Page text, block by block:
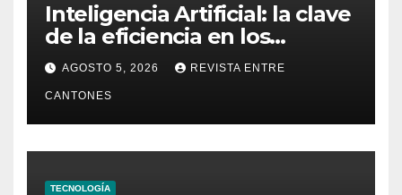
Inteligencia Artificial: la clave
de la eficiencia en los
Centros de Operaciones de
Seguridad
AGOSTO 5, 2026 REVISTA ENTRE
CANTONES
TECNOLOGÍA